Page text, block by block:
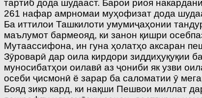
тартиб дода шудааст. Барои риоя
261 нафар амрномаи муҳофизат дода
Ба иттилои Ташкилоти умумиҷаҳонии
маълумот бармеояд, ки занон қишри
Мутаассифона, ин гуна ҳолатҳо аксаран
Зӯроварӣ дар оила кирдори зиддиҳуқуқии
муносибатҳои оилавӣ аз ҷониби як узви
осеби ҷисмонӣ ё зарар ба саломатии ӯ
Бояд зикр кард, ки нақши Пешвои миллат